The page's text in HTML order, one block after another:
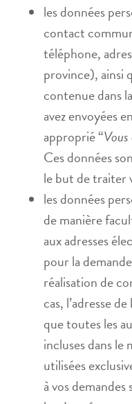
les données
contact
téléphone,
province), ainsi
contenue dans
avez envoyées
approprié “
Ces données
le but de traiter
les données
de manière
aux adresses
pour la
réalisation de
cas, l’adresse
que toutes les
incluses dans le
utilisées
à vos